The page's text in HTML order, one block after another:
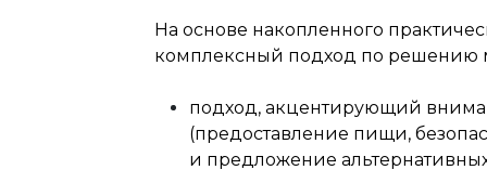
На основе накопленного
комплексный подход по решению
подход, акцентирующий
(предоставление пищи,
и предложение